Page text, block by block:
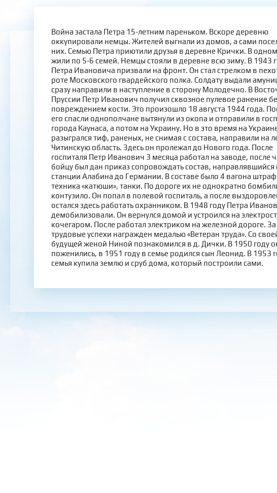
Война застала Петра 15-летним пареньком. Вскоре деревню
оккупировали немцы. Жителей выгнали из домов, а сами
них. Семью Петра приютили друзья в деревне Крички. В
жили по 5-6 семей. Немцы стояли в деревне всю зиму. В 1943
Петра Ивановича призвали на фронт. Он стал стрелком в
роте Московского гвардейского полка. Солдату выдали
сразу направили в наступление в сторону Молодечно. В
Пруссии Петр Иванович получил сквозное пулевое ранение
повреждением кости. Это произошло 18 августа 1944 года.
его спасли однополчане вытянули из окопа и отправили в
города Каунаса, а потом на Украину. Но в это время на
разыгрался тиф, раненых, не снимая с состава, направили на
Читинскую область. Здесь он пролежал до Нового года. После
госпиталя Петр Иванович 3 месяца работал на заводе, после
бойцу был дан приказ сопровождать состав, направлявшийся
станции Алабина до Германии. В составе было 4 вагона
техника «катюши», танки. По дороге их не однократно
контузило. Он попал в полевой госпиталь, а после
остался здесь работать охранником. В 1948 году Петра
демобилизовали. Он вернулся домой и устроился на
кочегаром. После работал электриком на железной дороге. За
трудовые успехи награжден медалью «Ветеран труда». Со
будущей женой Ниной познакомился в д. Дички. В 1950 году
поженились, в 1951 году в семье родился сын Леонид. В 1953
семья купила землю и сруб дома, который построили сами.